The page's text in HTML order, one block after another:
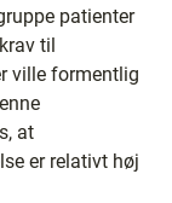
patienter
til
ville formentlig
at
er relativt høj